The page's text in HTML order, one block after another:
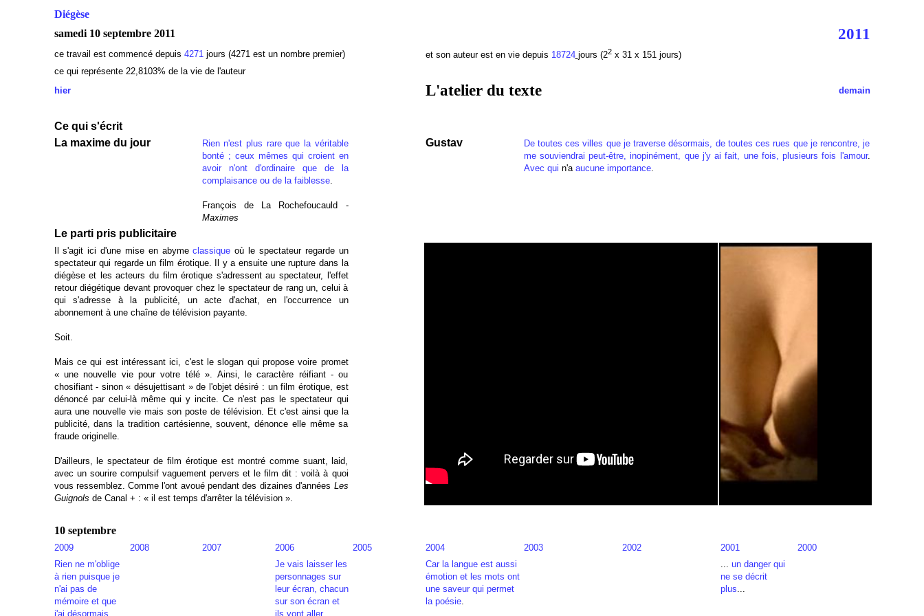
Diégèse
samedi 10 septembre 2011
2011
ce travail est commencé depuis 4271 jours (4271 est un nombre premier) et son auteur est en vie depuis 18724 jours (22x 31 x 151 jours)
ce qui représente 22,8103% de la vie de l'auteur
hier
L'atelier du texte demain
Ce qui s'écrit
La maxime du jour
Rien n'est plus rare que la véritable
bonté ; ceux mêmes qui croient en
avoir n'ont d'ordinaire que de la
complaisance ou de la faiblesse.
François de La Rochefoucauld -
Maximes
Gustav
De toutes ces villes que je traverse désormais, de toutes ces rues que je rencontre, je
me souviendrai peut-être, inopinément, que j'y ai fait, une fois, plusieurs fois l'amour.
Avec qui n'a aucune importance.
Le parti pris publicitaire
Il s'agit ici d'une mise en abymeclassique où le spectateur regarde un
spectateur qui regarde un film érotique. Il y a ensuite une rupture dans la
diégèse et les acteurs du film érotique s'adressent au spectateur, l'effet
retour diégétique devant provoquer chez le spectateur de rang un, celui à
qui s'adresse à la publicité, un acte d'achat, en l'occurrence un
abonnement à une chaîne de télévision payante.
Soit.
Mais ce qui est intéressant ici, c'est le slogan qui propose voire promet
« une nouvelle vie pour votre télé ». Ainsi, le caractère réifiant - ou
chosifiant - sinon « désujettisant » de l'objet désiré : un film érotique, est
dénoncé par celui-là même qui y incite. Ce n'est pas le spectateur qui
aura une nouvelle vie mais son poste de télévision. Et c'est ainsi que la
publicité, dans la tradition cartésienne, souvent, dénonce elle même sa
fraude originelle.
D'ailleurs, le spectateur de film érotique est montré comme suant, laid,
avec un sourire compulsif vaguement pervers et le film dit : voilà à quoi
vous ressemblez. Comme l'ont avoué pendant des dizaines d'années Les
Guignols de Canal + : « il est temps d'arrêter la télévision ».
10 septembre
2009 2008 2007 2006 2005 2004 2003 2002 2001
2000
Rien ne m'oblige
à rien puisque je
n'ai pas de
mémoire et que
j'ai désormais
Je vais laisser les
personnages sur
leur écran, chacun
sur son écran et
ils vont aller
Car la langue est aussi
émotion et les mots ont
une saveur qui permet
la poésie.
... un danger qui
ne se décrit
plus...